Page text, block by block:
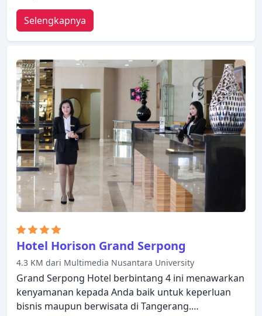
akan merasakan bahwa mereka menginap di
properti yang nyaman. Layanan kamar 24 jam, WiFi
gratis di semua kamar, satpam 24 jam, resepsionis
24 jam, fasilitas untuk tamu dengan kebutuhan
khusus ada untuk kenikmatan para tamu. Kamar
dirancang untuk memberikan tingkat kenyamanan
optimal dengan dekorasi dan fasilitas yang nyaman
seperti televisi layar datar, akses internet - WiFi,
akses internet WiFi (gratis), kamar bebas asap
rokok, AC. Pulihkan diri Anda setelah berkeliling
seharian dalam kenyamanan kamar Anda atau
manfaatkan fasilitas rekreasi di hotel, termasuk
pusat kebugaran, lapangan golf (sekitar 3 km),
kolam renang luar ruangan, kolam renang anak,
olahraga air (tak-bermesin). Temukan semua yang
Tangerang tawarkan dengan membuat Great
Western Resort Serpong Hotel & Convention Ce
sebagai tempat persinggahan Anda.
Selengkapnya
Hotel Horison Grand Serpong
4.3 KM dari Multimedia Nusantara University
Grand Serpong Hotel berbintang 4 ini menawarkan
kenyamanan kepada Anda baik untuk keperluan
bisnis maupun berwisata di Tangerang.